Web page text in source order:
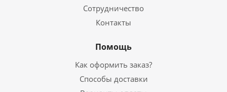
Сотрудничество
Контакты
Помощь
Как оформить заказ?
Способы доставки